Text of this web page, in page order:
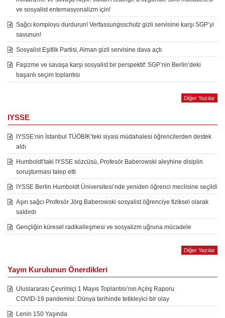
ve sosyalist enternasyonalizm için!
Sağcı komployu durdurun! Verfassungsschutz gizli servisine karşı SGP’yi
savunun!
Sosyalist Eşitlik Partisi, Alman gizli servisine dava açtı
Faşizme ve savaşa karşı sosyalist bir perspektif: SGP’nin Berlin’deki
başarılı seçim toplantısı
Diğer Yazılar
IYSSE
IYSSE’nin İstanbul TÜÖBİK’teki siyasi müdahalesi öğrencilerden destek
aldı
Humboldt’taki IYSSE sözcüsü, Profesör Baberowski aleyhine disiplin
soruşturması talep etti
IYSSE Berlin Humboldt Üniversitesi’nde yeniden öğrenci meclisine seçildi
Aşırı sağcı Profesör Jörg Baberowski sosyalist öğrenciye fiziksel olarak
saldırdı
Gençliğin küresel radikalleşmesi ve sosyalizm uğruna mücadele
Diğer Yazılar
Yayın Kurulunun Önerdikleri
Uluslararası Çevrimiçi 1 Mayıs Toplantısı’nın Açılış Raporu
COVID-19 pandemisi: Dünya tarihinde tetikleyici bir olay
Lenin 150 Yaşında